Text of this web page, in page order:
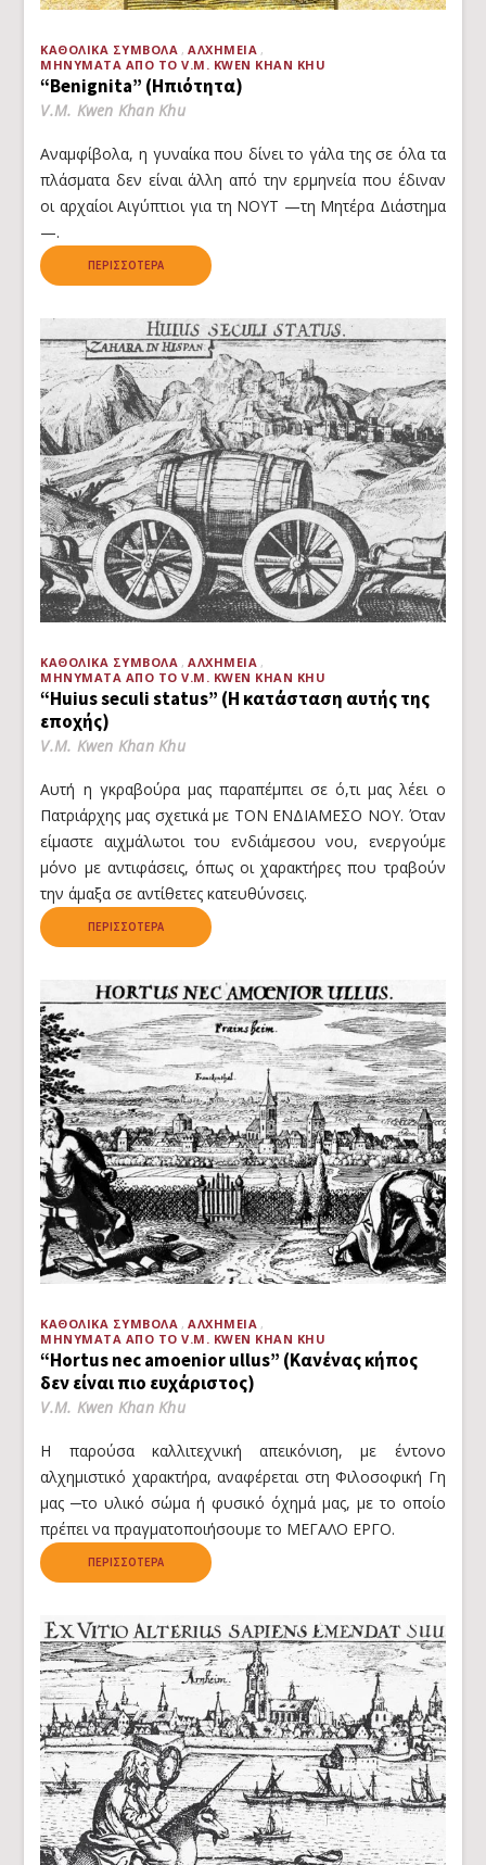
ΚΑΘΟΛΙΚΆ ΣΎΜΒΟΛΑ
ΑΛΧΗΜΕΊΑ
ΜΗΝΎΜΑΤΑ ΑΠΌ ΤΟ V.M. KWEN KHAN KHU
“Benignita” (Ηπιότητα)
V.M. Kwen Khan Khu
Αναμφίβολα, η γυναίκα που δίνει το γάλα της σε όλα τα
πλάσματα δεν είναι άλλη από την ερμηνεία που έδιναν
οι αρχαίοι Αιγύπτιοι για τη ΝΟΥΤ —τη Μητέρα Διάστημα
—.
ΠΕΡΙΣΣΌΤΕΡΑ
ΚΑΘΟΛΙΚΆ ΣΎΜΒΟΛΑ
ΑΛΧΗΜΕΊΑ
ΜΗΝΎΜΑΤΑ ΑΠΌ ΤΟ V.M. KWEN KHAN KHU
“Huius seculi status” (Η κατάσταση αυτής της
εποχής)
V.M. Kwen Khan Khu
Αυτή η γκραβούρα μας παραπέμπει σε ό,τι μας λέει ο
Πατριάρχης μας σχετικά με ΤΟΝ ΕΝΔΙΑΜΕΣΟ ΝΟΥ. Όταν
είμαστε αιχμάλωτοι του ενδιάμεσου νου, ενεργούμε
μόνο με αντιφάσεις, όπως οι χαρακτήρες που τραβούν
την άμαξα σε αντίθετες κατευθύνσεις.
ΠΕΡΙΣΣΌΤΕΡΑ
ΚΑΘΟΛΙΚΆ ΣΎΜΒΟΛΑ
ΑΛΧΗΜΕΊΑ
ΜΗΝΎΜΑΤΑ ΑΠΌ ΤΟ V.M. KWEN KHAN KHU
“Hortus nec amoenior ullus” (Κανένας κήπος
δεν είναι πιο ευχάριστος)
V.M. Kwen Khan Khu
Η παρούσα καλλιτεχνική απεικόνιση, με έντονο
αλχημιστικό χαρακτήρα, αναφέρεται στη Φιλοσοφική Γη
μας ─το υλικό σώμα ή φυσικό όχημά μας, με το οποίο
πρέπει να πραγματοποιήσουμε το ΜΕΓΑΛΟ ΕΡΓΟ.
ΠΕΡΙΣΣΌΤΕΡΑ